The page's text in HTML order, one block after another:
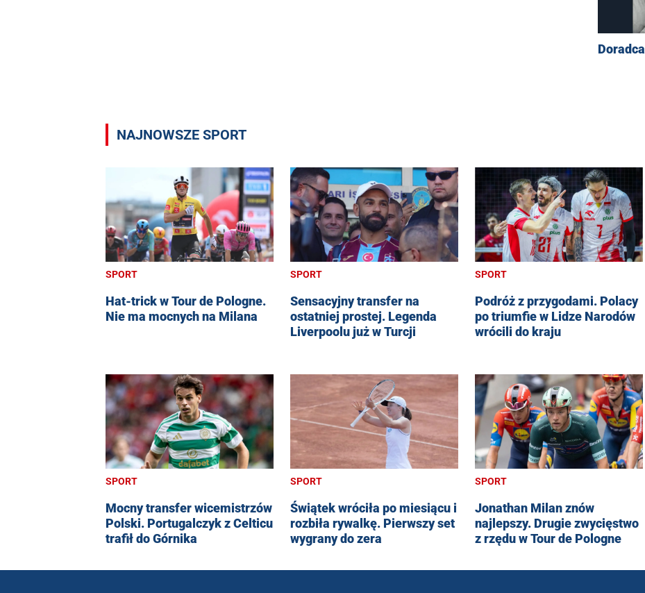
Doradca
NAJNOWSZE SPORT
SPORT
Hat-trick w Tour de Pologne.
Nie ma mocnych na Milana
SPORT
Sensacyjny transfer na
ostatniej prostej. Legenda
Liverpoolu już w Turcji
SPORT
Podróż z przygodami. Polacy
po triumfie w Lidze Narodów
wrócili do kraju
SPORT
Mocny transfer wicemistrzów
Polski. Portugalczyk z Celticu
trafił do Górnika
SPORT
Świątek wróciła po miesiącu i
rozbiła rywalkę. Pierwszy set
wygrany do zera
SPORT
Jonathan Milan znów
najlepszy. Drugie zwycięstwo
z rzędu w Tour de Pologne